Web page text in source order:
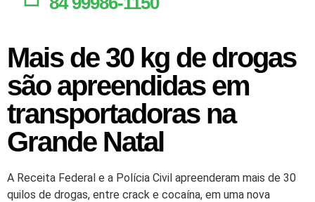
Mais de 30 kg de drogas
são apreendidas em
transportadoras na
Grande Natal
A Receita Federal e a Polícia Civil apreenderam mais de 30
quilos de drogas, entre crack e cocaína, em uma nova